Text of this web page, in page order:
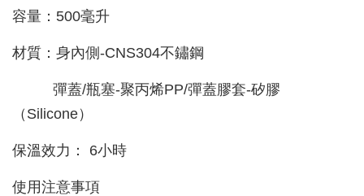
容量：500毫升
材質：身內側-CNS304不鏽鋼
彈蓋/瓶塞-聚丙烯PP/彈蓋膠套-矽膠
（Silicone）
保溫效力： 6小時
使用注意事項